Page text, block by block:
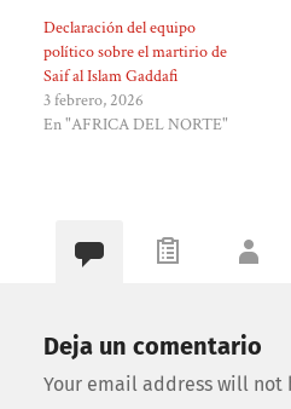
Declaración del equipo
político sobre el martirio de
Saif al Islam Gaddafi
3 febrero, 2026
En "AFRICA DEL NORTE"
Deja un comentario
Your email address will not